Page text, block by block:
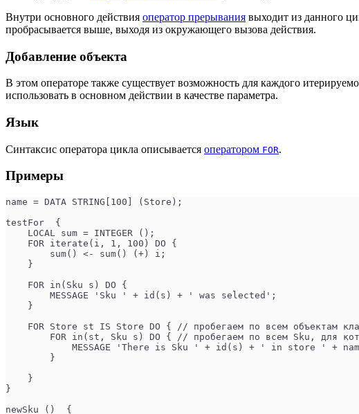
Внутри основного действия оператор прерывания выходит из данного
пробрасывается выше, выходя из окружающего вызова действия.
Добавление объекта
В этом операторе также существует возможность для каждого
использовать в основном действии в качестве параметра.
Язык
Синтаксис оператора цикла описывается оператором FOR.
Примеры
name = DATA STRING[100] (Store);
testFor  {
    LOCAL sum = INTEGER ();
    FOR iterate(i, 1, 100) DO {
        sum() <- sum() (+) i;
    }
    FOR in(Sku s) DO {
        MESSAGE 'Sku ' + id(s) + ' was selected';
    }
FOR Store st IS Store DO { // пробегаем по всем объектам
FOR in(st, Sku s) DO { // пробегаем по всем Sku, для
MESSAGE 'There is Sku ' + id(s) + ' in store ' +
        }
    }
}
newSku ()  {